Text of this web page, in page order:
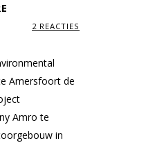
2 REACTIES
Amersfoort de
Amro te
in